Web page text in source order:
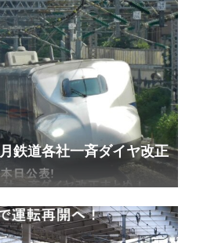
鉄道各社一斉ダイヤ改正